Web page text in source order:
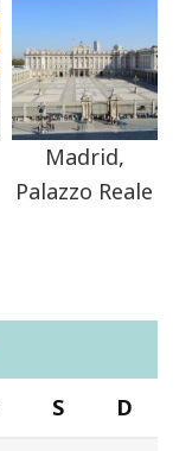
Madrid,
Palazzo Reale
S D